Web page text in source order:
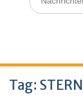
for:
Tag: STERN